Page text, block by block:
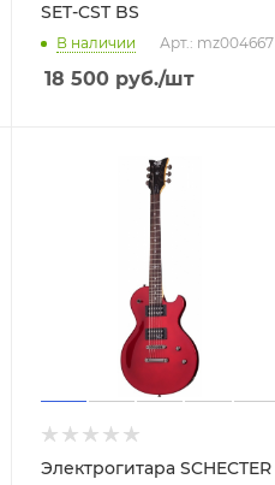
SET-CST BS
В наличии Арт.: mz004667
18 500руб./шт
Электрогитара SCHECTER